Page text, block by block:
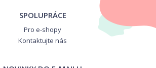
SPOLUPRÁCE
Pro e-shopy
Kontaktujte nás